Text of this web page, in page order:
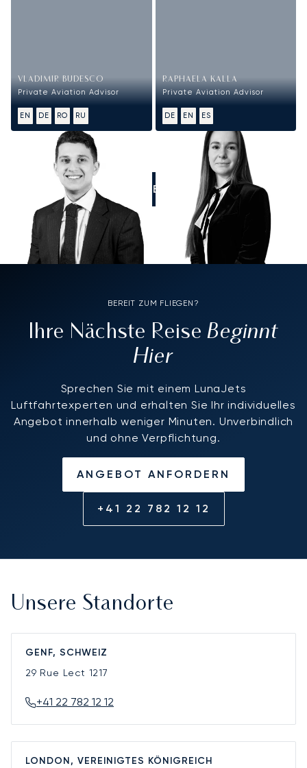
VLADIMIR BUDESCO
Private Aviation Advisor
EN DE RO RU
RAPHAELA KALLA
Private Aviation Advisor
DE EN ES
RUFEN SIE UNS AN
BEREIT ZUM FLIEGEN?
Ihre Nächste ReiseBeginnt
Hier
Sprechen Sie mit einem LunaJets
Luftfahrtexperten und erhalten Sie Ihr individuelles
Angebot innerhalb weniger Minuten. Unverbindlich
und ohne Verpflichtung.
ANGEBOT ANFORDERN
+41 22 782 12 12
Unsere Standorte
GENF, SCHWEIZ
29 Rue Lect 1217
+41 22 782 12 12
LONDON, VEREINIGTES KÖNIGREICH